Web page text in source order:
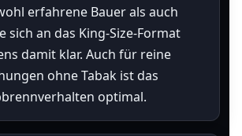
erfahrene Bauer als auch
sich an das King-Size-Format
damit klar. Auch für reine
ohne Tabak ist das
optimal.